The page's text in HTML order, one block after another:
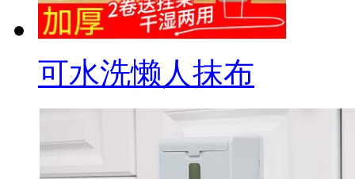
可水洗懒人抹布